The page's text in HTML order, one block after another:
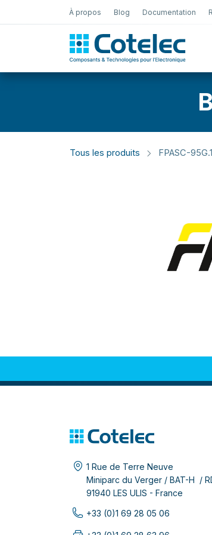
À propos Blog Documentation
Tous les produits FPASC-
1 Rue de Terre Neuve
Miniparc du Verger / BAT-H /
91940 LES ULIS - France
+33 (0)1 69 28 05 06